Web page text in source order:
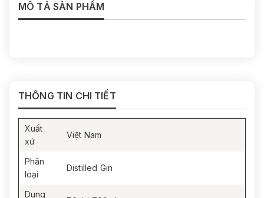
MÔ TẢ SẢN PHẨM
THÔNG TIN CHI TIẾT
Xuất
xứ
Việt Nam
Phân
loại
Distilled Gin
Dung